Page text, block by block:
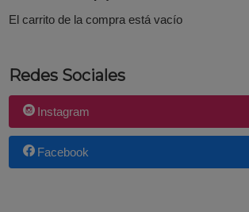
El carrito de la compra está vacío
Redes Sociales
Instagram
Facebook